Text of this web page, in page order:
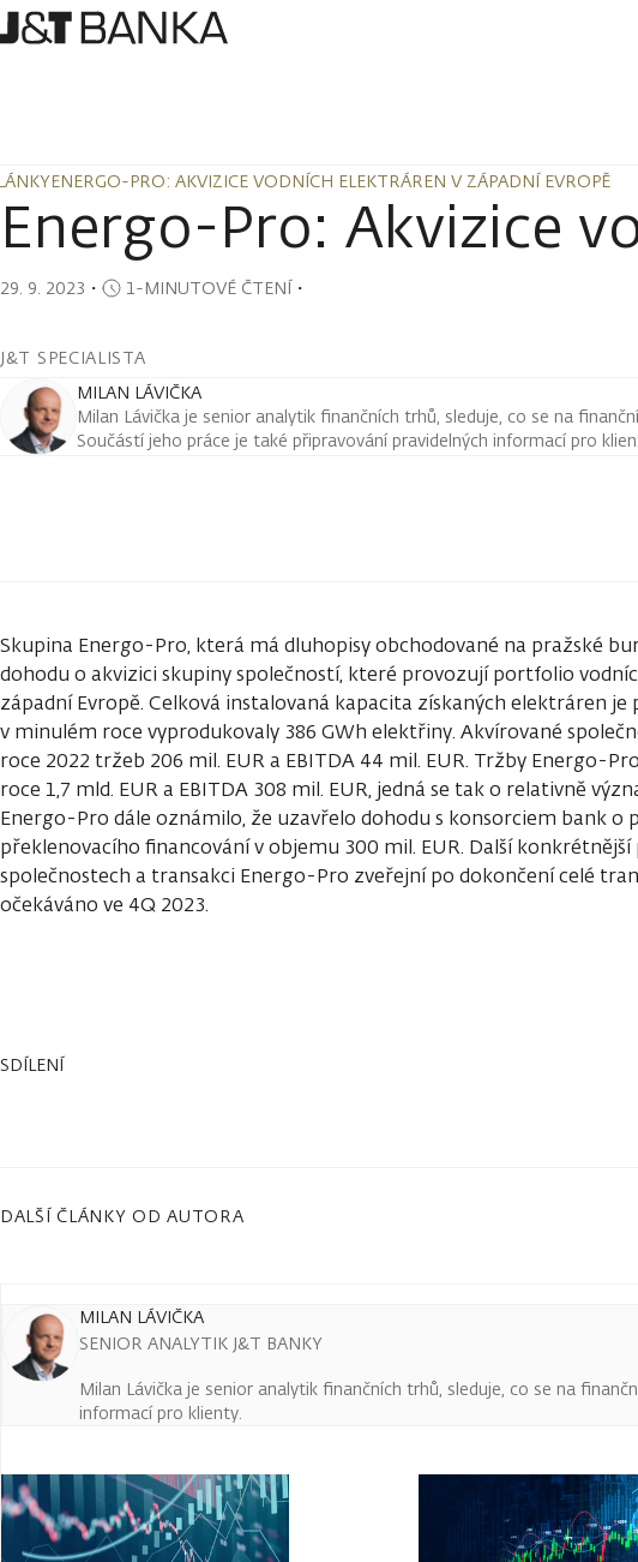
ENERGO-PRO: AKVIZICE VODNÍCH ELEKTRÁREN V ZÁPADNÍ EVROPĚ
ENERGO-PRO: AKVIZICE VODNÍCH ELEKTRÁREN V ZÁPADNÍ EVROPĚ
Energo-Pro: Akvizice
29. 9. 2023 ・ 1-MINUTOVÉ ČTENÍ・
J&T SPECIALISTA
MILAN LÁVIČKA
Milan Lávička je senior analytik finančních trhů, sleduje, co se na
Součástí jeho práce je také připravování pravidelných informací pro
Skupina Energo-Pro, která má dluhopisy obchodované na pražské
dohodu o akvizici skupiny společností, které provozují portfolio
západní Evropě. Celková instalovaná kapacita získaných elektráren je
v minulém roce vyprodukovaly 386 GWh elektřiny. Akvírované
roce 2022 tržeb 206 mil. EUR a EBITDA 44 mil. EUR. Tržby Energo-
roce 1,7 mld. EUR a EBITDA 308 mil. EUR, jedná se tak o relativně
Energo-Pro dále oznámilo, že uzavřelo dohodu s konsorciem bank o
překlenovacího financování v objemu 300 mil. EUR. Další
společnostech a transakci Energo-Pro zveřejní po dokončení celé
očekáváno ve 4Q 2023.
SDÍLENÍ
DALŠÍ ČLÁNKY OD AUTORA
MILAN LÁVIČKA
SENIOR ANALYTIK J&T BANKY
Milan Lávička je senior analytik finančních trhů, sleduje, co se na
informací pro klienty.